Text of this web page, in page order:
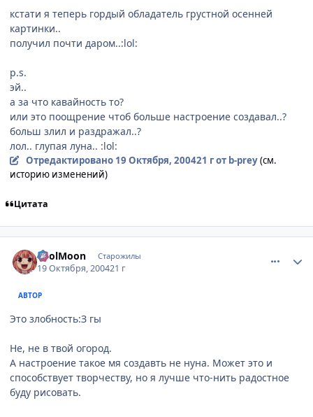
кстати я теперь гордый обладатель грустной осенней
картинки..
получил почти даром..:lol:
p.s.
эй..
а за что кавайность то?
или это поощрение чтоб больше настроение создавал..?
больш злил и раздражал..?
лол.. глупая луна.. :lol:
Отредактировано 19 Октября, 200421 гот b-prey(см.
историю изменений)
Цитата
FoolMoon Старожилы
19 Октября, 200421 г
АВТОР
Это злобность:З гы
Не, не в твой огород.
А настроение такое мя создавть не нуна. Может это и
способствует творчеству, но я лучше что-нить радостное
буду рисовать.